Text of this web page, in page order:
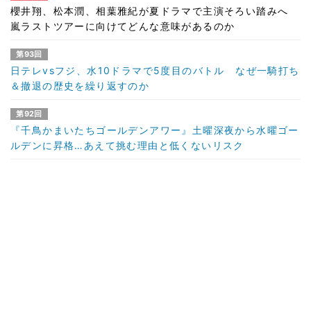
櫻井翔、松本潤、相葉雅紀が夏ドラマで主演そろい踏みへ
嵐ラストツアーに向けてどんな意味があるのか
第93回
日テレvsフジ、水10ドラマで5度目のバトル なぜ一騎打ち
＆撤退の歴史を繰り返すのか
第92回
『千鳥かまいたちゴールデンアワー』土曜深夜から水曜ゴー
ルデンに昇格…あえて挑む理由と低くないリスク